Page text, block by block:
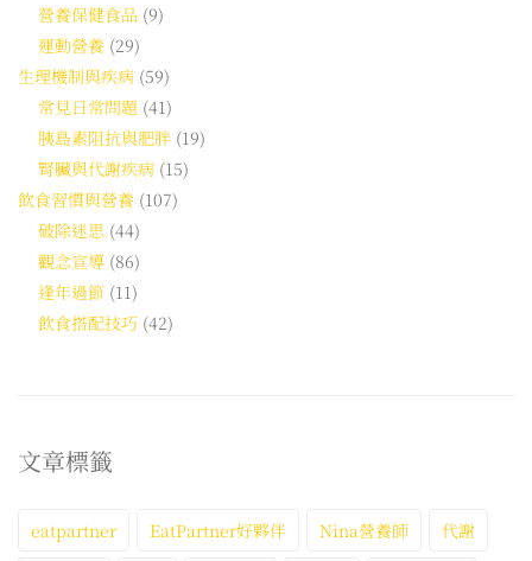
營養保健食品 (9)
運動營養(29)
生理機制與疾病 (59)
常見日常問題(41)
胰島素阻抗與肥胖(19)
腎臟與代謝疾病(15)
飲食習慣與營養 (107)
破除迷思 (44)
觀念宣導(86)
逢年過節 (11)
飲食搭配技巧(42)
文章標籤
eatpartner EatPartner好夥伴 Nina營養師 代謝